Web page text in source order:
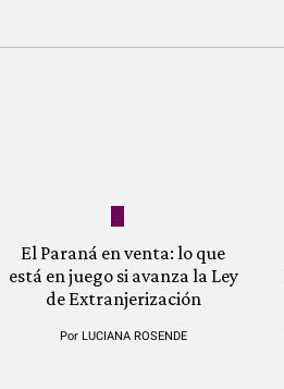
El Paraná en venta: lo que
está en juego si avanza la Ley
de Extranjerización
Por LUCIANA ROSENDE